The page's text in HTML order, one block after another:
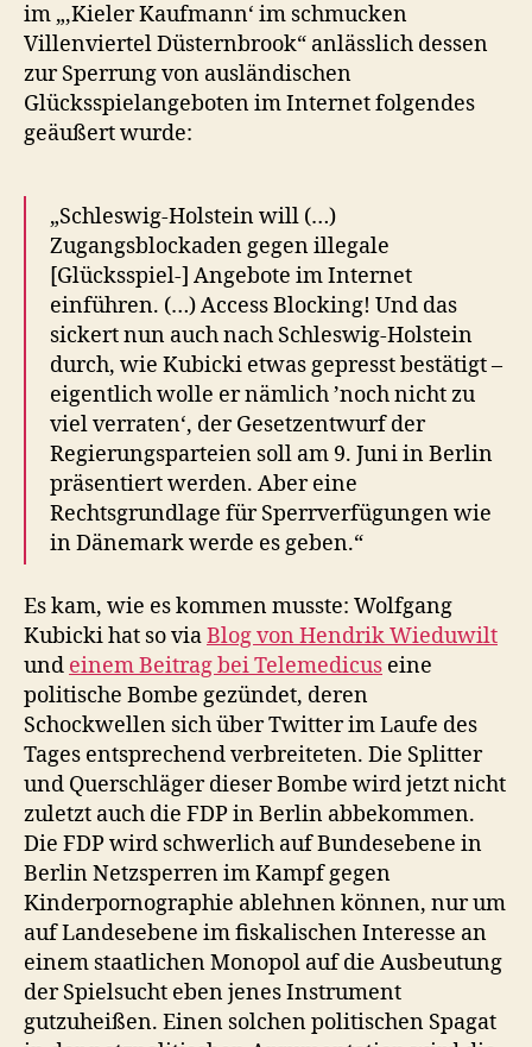
im „‚Kieler Kaufmann‘ im schmucken
Villenviertel Düsternbrook“ anlässlich dessen
zur Sperrung von ausländischen
Glücksspielangeboten im Internet folgendes
geäußert wurde:
„Schleswig-Holstein will (…)
Zugangsblockaden gegen illegale
[Glücksspiel-] Angebote im Internet
einführen. (…) Access Blocking! Und das
sickert nun auch nach Schleswig-Holstein
durch, wie Kubicki etwas gepresst bestätigt –
eigentlich wolle er nämlich ’noch nicht zu
viel verraten‘, der Gesetzentwurf der
Regierungsparteien soll am 9. Juni in Berlin
präsentiert werden. Aber eine
Rechtsgrundlage für Sperrverfügungen wie
in Dänemark werde es geben.“
Es kam, wie es kommen musste: Wolfgang
Kubicki hat so viaBlog von Hendrik Wieduwilt
und einem Beitrag bei Telemedicus eine
politische Bombe gezündet, deren
Schockwellen sich über Twitter im Laufe des
Tages entsprechend verbreiteten. Die Splitter
und Querschläger dieser Bombe wird jetzt nicht
zuletzt auch die FDP in Berlin abbekommen.
Die FDP wird schwerlich auf Bundesebene in
Berlin Netzsperren im Kampf gegen
Kinderpornographie ablehnen können, nur um
auf Landesebene im fiskalischen Interesse an
einem staatlichen Monopol auf die Ausbeutung
der Spielsucht eben jenes Instrument
gutzuheißen. Einen solchen politischen Spagat